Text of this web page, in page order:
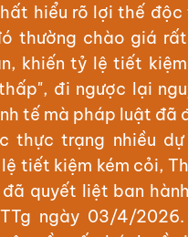
hiểu rõ lợi thế độc
thường chào giá
khiến tỷ lệ tiết
đi ngược lại
tế mà pháp luật đã
thực trạng nhiều
tiết kiệm kém cỏi,
đã quyết liệt ban
ngày 03/4/